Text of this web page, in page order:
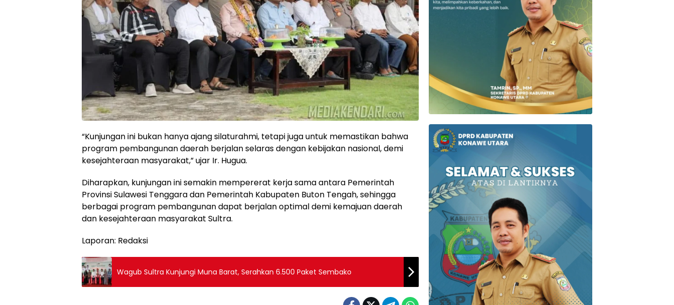
“Kunjungan ini bukan hanya ajang silaturahmi, tetapi juga untuk memastikan bahwa
program pembangunan daerah berjalan selaras dengan kebijakan nasional, demi
kesejahteraan masyarakat,” ujar Ir. Hugua.
Diharapkan, kunjungan ini semakin mempererat kerja sama antara Pemerintah
Provinsi Sulawesi Tenggara dan Pemerintah Kabupaten Buton Tengah, sehingga
berbagai program pembangunan dapat berjalan optimal demi kemajuan daerah
dan kesejahteraan masyarakat Sultra.
Laporan: Redaksi
Wagub Sultra Kunjungi Muna Barat, Serahkan 6.500 Paket Sembako